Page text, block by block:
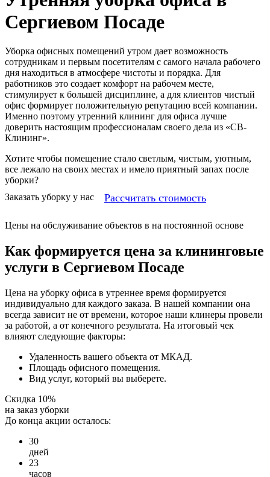
Сергиевом Посаде
Уборка офисных помещений утром дает возможность
сотрудникам и первым посетителям с самого начала рабочего
дня находиться в атмосфере чистоты и порядка. Для
работников это создает комфорт на рабочем месте,
стимулирует к большей дисциплине, а для клиентов чистый
офис формирует положительную репутацию всей компании.
Именно поэтому утренний клининг для офиса лучше
доверить настоящим профессионалам своего дела из «СВ-
Клининг».
Хотите чтобы помещение стало светлым, чистым, уютным,
все лежало на своих местах и имело приятный запах после
уборки?
Заказать уборку у нас
Рассчитать стоимость
Цены на обслуживание объектов в на постоянной основе
Как формируется цена за клининговые
услуги в Сергиевом Посаде
Цена на уборку офиса в утреннее время формируется
индивидуально для каждого заказа. В нашей компании она
всегда зависит не от времени, которое наши клинеры провели
за работой, а от конечного результата. На итоговый чек
влияют следующие факторы:
Удаленность вашего объекта от МКАД.
Площадь офисного помещения.
Вид услуг, который вы выберете.
Скидка 10%
на заказ уборки
До конца акции осталось:
30
дней
23
часов